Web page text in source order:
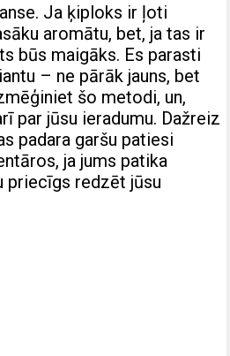
Ja ķiploks ir ļoti
aromātu, bet, ja tas ir
būs maigāks. Es parasti
– ne pārāk jauns, bet
šo metodi, un,
par jūsu ieradumu. Dažreiz
padara garšu patiesi
ja jums patika
priecīgs redzēt jūsu